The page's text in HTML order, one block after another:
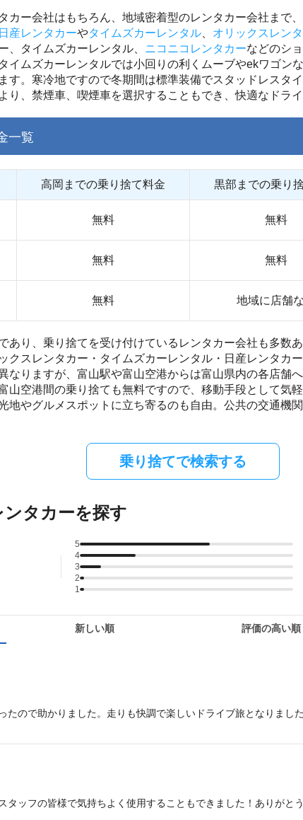
カー会社はもちろん、地域密着型のレンタカー会社まで
日産レンタカーやタイムズカーレンタル オリックスレン
、タイムズカーレンタル、 ニコニコレンタカーなどのシ
イムズカーレンタルでは小回りの利くムーブやekワゴン
す。寒冷地ですので冬期間は標準装備でスタッドレスタ
り、禁煙車、喫煙車を選択することもでき、快適なドライ
一覧
高岡までの乗り捨て料金 黒部までの乗り
無料 無料
無料 無料
無料 地域に店舗
あり、乗り捨てを受け付けているレンタカー会社も多数
クスレンタカー・タイムズカーレンタル・日産レンタカ
なりますが、富山駅や富山空港からは富山県内の各店舗
山空港間の乗り捨ても無料ですので、移動手段として気
地やグルメスポットに立ち寄るのも自由。公共の交通機
乗り捨てで検索する
タカーを探す
5
4
3
2
1
新しい順 評価の高い順
たので助かりました。走りも快調で楽しいドライブ旅となりました
ッフの皆様で気持ちよく使用することもできました！ありがとう